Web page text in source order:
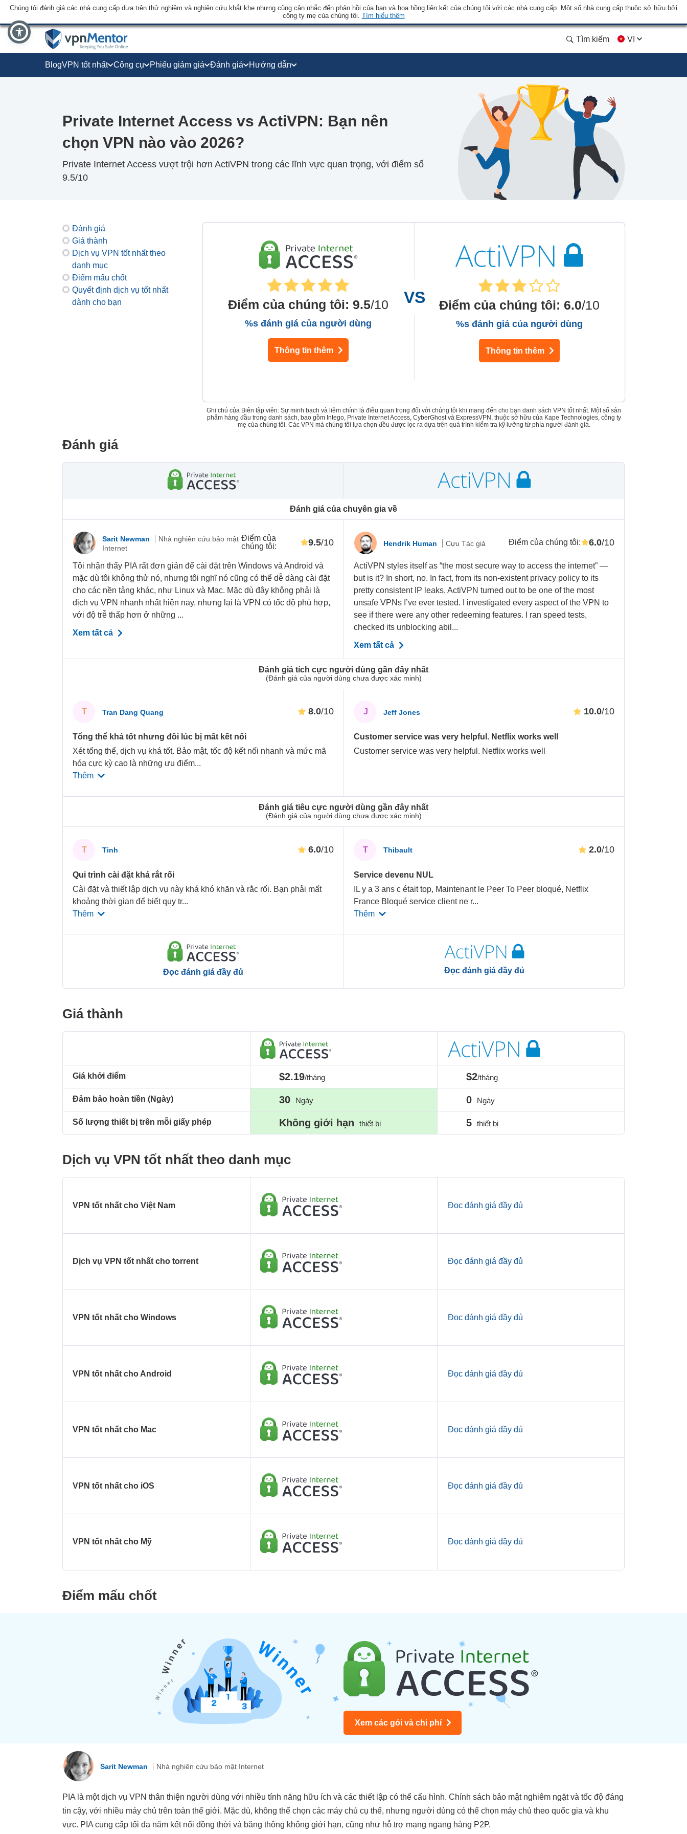
Chúng tôi đánh giá các nhà cung cấp dựa trên thử nghiệm và nghiên cứu khắt khe nhưng cũng cân nhắc đến phản hồi của bạn và hoa hồng liên kết của chúng tôi với các nhà cung cấp. Một số nhà cung cấp thuộc sở hữu bởi
công ty mẹ của chúng tôi. Tìm hiểu thêm
Tìm kiếm VI
BlogVPN tốt nhất Công cụ Phiếu giảm giá Đánh giá Hướng dẫn
Private Internet Access vs ActiVPN: Bạn nên
chọn VPN nào vào 2026?
Private Internet Access vượt trội hơn ActiVPN trong các lĩnh vực quan trọng, với điểm số
9.5/10
Đánh giá
Giá thành
Dịch vụ VPN tốt nhất theo
danh mục
Điểm mấu chốt
Quyết định dịch vụ tốt nhất
dành cho bạn
Điểm của chúng tôi: 9.5/10
%s đánh giá của người dùng
Thông tin thêm
Điểm của chúng tôi: 6.0/10
%s đánh giá của người dùng
Thông tin thêm
Ghi chú của Biên tập viên: Sự minh bạch và liêm chính là điều quan trọng đối với chúng tôi khi mang đến cho bạn danh sách VPN tốt nhất. Một số sản
phẩm hàng đầu trong danh sách, bao gồm Intego, Private Internet Access, CyberGhost và ExpressVPN, thuộc sở hữu của Kape Technologies, công ty
mẹ của chúng tôi. Các VPN mà chúng tôi lựa chọn đều được lọc ra dựa trên quá trình kiểm tra kỹ lưỡng từ phía người đánh giá.
Đánh giá
Đánh giá của chuyên gia về
Đánh giá tích cực người dùng gần đây nhất
(Đánh giá của người dùng chưa được xác minh)
Đánh giá tiêu cực người dùng gần đây nhất
(Đánh giá của người dùng chưa được xác minh)
Sarit Newman
Nhà nghiên cứu bảo mật
Internet
Điểm của
chúng tôi: 9.5/10
Tôi nhận thấy PIA rất đơn giản để cài đặt trên Windows và Android và
mặc dù tôi không thử nó, nhưng tôi nghĩ nó cũng có thể dễ dàng cài đặt
cho các nền tảng khác, như Linux và Mac. Mặc dù đây không phải là
dịch vụ VPN nhanh nhất hiện nay, nhưng lại là VPN có tốc độ phù hợp,
với độ trễ thấp hơn ở những ...
Xem tất cả
T Tran Dang Quang 8.0/10
Tổng thể khá tốt nhưng đôi lúc bị mất kết nối
Xét tổng thể, dịch vụ khá tốt. Bảo mật, tốc độ kết nối nhanh và mức mã
hóa cực kỳ cao là những ưu điểm...
Thêm
T Tinh 6.0/10
Qui trình cài đặt khá rắt rối
Cài đặt và thiết lập dịch vụ này khá khó khăn và rắc rối. Bạn phải mất
khoảng thời gian để biết quy tr...
Thêm
Đọc đánh giá đầy đủ
Hendrik Human Cựu Tác giả Điểm của chúng tôi: 6.0/10
ActiVPN styles itself as “the most secure way to access the internet” —
but is it? In short, no. In fact, from its non-existent privacy policy to its
pretty consistent IP leaks, ActiVPN turned out to be one of the most
unsafe VPNs I’ve ever tested. I investigated every aspect of the VPN to
see if there were any other redeeming features. I ran speed tests,
checked its unblocking abil...
Xem tất cả
J Jeff Jones 10.0/10
Customer service was very helpful. Netflix works well
Customer service was very helpful. Netflix works well
T Thibault 2.0/10
Service devenu NUL
IL y a 3 ans c était top, Maintenant le Peer To Peer bloqué, Netflix
France Bloqué service client ne r...
Thêm
Đọc đánh giá đầy đủ
Giá thành
Giá khởi điểm
Đảm bảo hoàn tiền (Ngày)
Số lượng thiết bị trên mỗi giấy phép
$2.19/tháng
30 Ngày
Không giới hạn thiết bị
$2/tháng
0 Ngày
5 thiết bị
Dịch vụ VPN tốt nhất theo danh mục
VPN tốt nhất cho Việt Nam Đọc đánh giá đầy đủ
Dịch vụ VPN tốt nhất cho torrent Đọc đánh giá đầy đủ
VPN tốt nhất cho Windows Đọc đánh giá đầy đủ
VPN tốt nhất cho Android Đọc đánh giá đầy đủ
VPN tốt nhất cho Mac Đọc đánh giá đầy đủ
VPN tốt nhất cho iOS Đọc đánh giá đầy đủ
VPN tốt nhất cho Mỹ Đọc đánh giá đầy đủ
Điểm mấu chốt
Xem các gói và chi phí
Sarit Newman Nhà nghiên cứu bảo mật Internet
PIA là một dịch vụ VPN thân thiện người dùng với nhiều tính năng hữu ích và các thiết lập có thể cấu hình. Chính sách bảo mật nghiêm ngặt và tốc độ đáng
tin cậy, với nhiều máy chủ trên toàn thế giới. Mặc dù, không thể chọn các máy chủ cụ thể, nhưng người dùng có thể chọn máy chủ theo quốc gia và khu
vực. PIA cung cấp tối đa năm kết nối đồng thời và băng thông không giới hạn, cũng như hỗ trợ mạng ngang hàng P2P.